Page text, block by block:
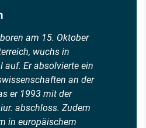
am 15. Oktober
wuchs in
Er absolvierte ein
an der
er 1993 mit der
abschloss. Zudem
in europäischem